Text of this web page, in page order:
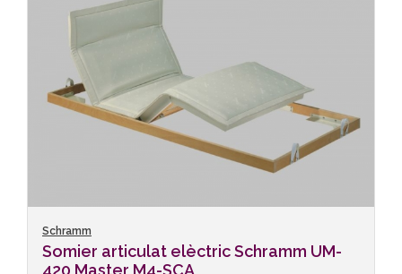
Schramm
Somier articulat elèctric Schramm UM-